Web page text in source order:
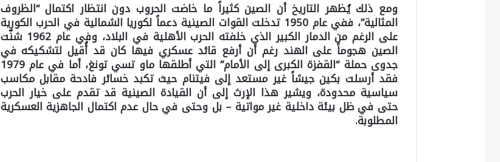
ومع ذلك يُظهر التاريخ أن الصين كثيراً ما خاضت الحروب دون انتظار اكتمال “الظروف
المثالية”، ففي عام 1950 تدخلت القوات الصينية دعماً لكوريا الشمالية في الحرب الكورية
على الرغم من الدمار الكبير الذي خلفته الحرب الأهلية في البلاد، وفي عام 1962 شنّت
الصين هجوماً على الهند رغم أن أرفع قائد عسكري فيها كان قد أُقيل لتشكيكه في
جدوى حملة “القفزة الكبرى إلى الأمام” التي أطلقها ماو تسي تونغ، أما في عام 1979
فقد أرسلت بكين جيشاً غير مستعد إلى فيتنام حيث تكبد خسائر فادحة مقابل مكاسب
سياسية محدودة، ويشير هذا الإرث إلى أن القيادة الصينية قد تقدم على خيار الحرب
حتى في ظل بيئة داخلية غير مواتية – بل وحتى في حال عدم اكتمال الجاهزية العسكرية
المطلوبة.